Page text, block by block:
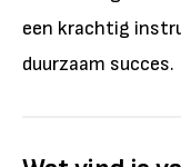
een krachtig
duurzaam succes.